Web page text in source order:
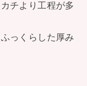
チより工程が多
っくらした厚み